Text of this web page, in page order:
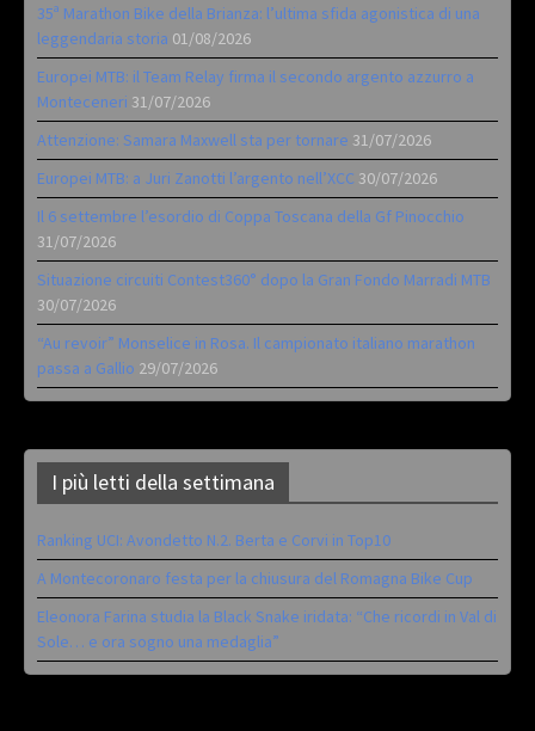
35ª Marathon Bike della Brianza: l’ultima sfida agonistica di una
leggendaria storia 01/08/2026
Europei MTB: il Team Relay firma il secondo argento azzurro a
Monteceneri 31/07/2026
Attenzione: Samara Maxwell sta per tornare 31/07/2026
Europei MTB: a Juri Zanotti l’argento nell’XCC 30/07/2026
Il 6 settembre l’esordio di Coppa Toscana della Gf Pinocchio
31/07/2026
Situazione circuiti Contest360° dopo la Gran Fondo Marradi MTB
30/07/2026
“Au revoir” Monselice in Rosa. Il campionato italiano marathon
passa a Gallio 29/07/2026
I più letti della settimana
Ranking UCI: Avondetto N.2. Berta e Corvi in Top10
A Montecoronaro festa per la chiusura del Romagna Bike Cup
Eleonora Farina studia la Black Snake iridata: “Che ricordi in Val di
Sole… e ora sogno una medaglia”